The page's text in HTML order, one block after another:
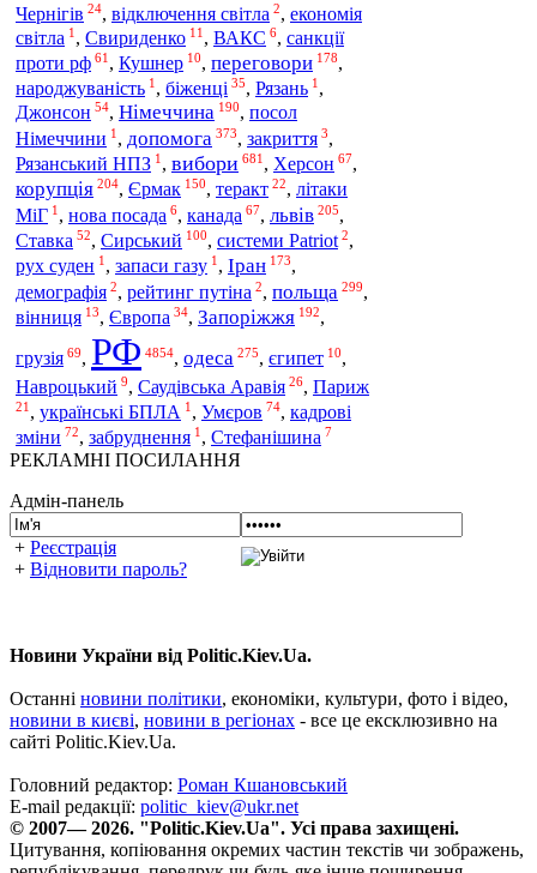
Чернігів 24, відключення світла 2, економія
світла 1 , Свириденко 11 , ВАКС 6, санкції
проти рф 61 , Кушнер 10, переговори 178,
народжуваність 1 , біженці 35, Рязань 1 ,
Джонсон 54, Німеччина 190, посол
Німеччини 1 , допомога 373, закриття 3,
Рязанський НПЗ 1 , вибори 681 , Херсон 67,
корупція 204, Єрмак 150, теракт 22, літаки
МіГ 1 , нова посада 6, канада 67, львів 205,
Ставка 52, Сирський 100, системи Patriot 2,
рух суден 1 , запаси газу 1 , Іран 173,
демографія 2, рейтинг путіна 2, польща 299,
вінниця 13, Європа 34, Запоріжжя 192,
грузія 69, РФ 4854, одеса 275, єгипет 10,
Навроцький 9, Саудівська Аравія 26, Париж
21 , українські БПЛА 1 , Умєров 74, кадрові
зміни 72, забруднення 1 , Стефанішина 7
РЕКЛАМНІ ПОСИЛАННЯ
Адмін-панель
+ Реєстрація
+ Відновити пароль?
Новини України від Politic.Kiev.Ua.
Останні новини політики, економіки, культури, фото і відео,
новини в києві, новини в регіонах - все це ексклюзивно на
сайті Politic.Kiev.Ua.
Головний редактор: Роман Кшановський
E-mail редакції: politic_kiev@ukr.net
© 2007— 2026. "Politic.Kiev.Ua". Усі права захищені.
Цитування, копіювання окремих частин текстів чи зображень,